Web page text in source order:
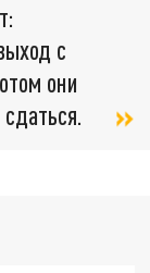
с
они